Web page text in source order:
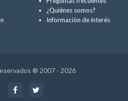
¿Quiénes somos?
Información de interés
® 2007 - 2026
Facebook